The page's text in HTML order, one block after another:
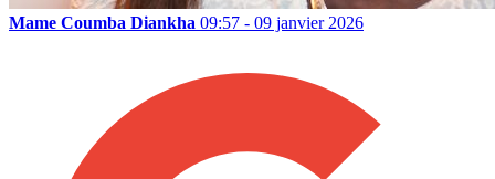
Mame Coumba Diankha 09:57 - 09 janvier 2026